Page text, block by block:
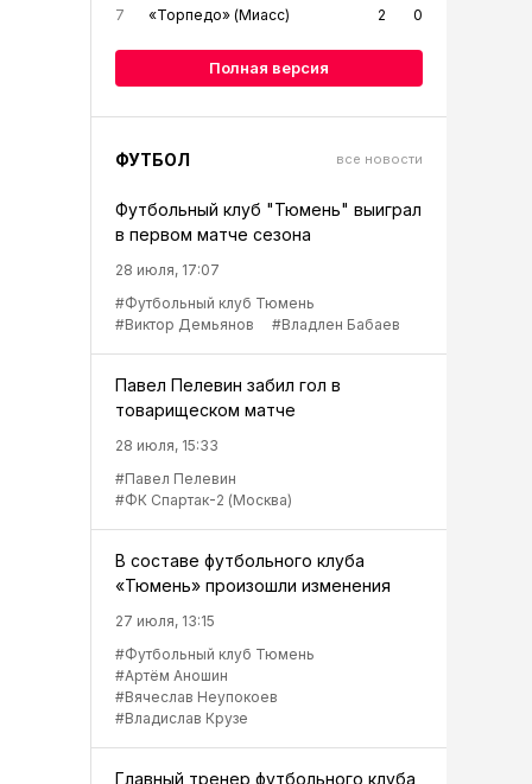
7
«Торпедо» (Миасс) 2 0
Полная версия
ФУТБОЛ все новости
Футбольный клуб "Тюмень" выиграл
в первом матче сезона
28 июля, 17:07
#Футбольный клуб Тюмень
#Виктор Демьянов
#Владлен Бабаев
Павел Пелевин забил гол в
товарищеском матче
28 июля, 15:33
#Павел Пелевин
#ФК Спартак-2 (Москва)
В составе футбольного клуба
«Тюмень» произошли изменения
27 июля, 13:15
#Футбольный клуб Тюмень
#Артём Аношин
#Вячеслав Неупокоев
#Владислав Крузе
Главный тренер футбольного клуба